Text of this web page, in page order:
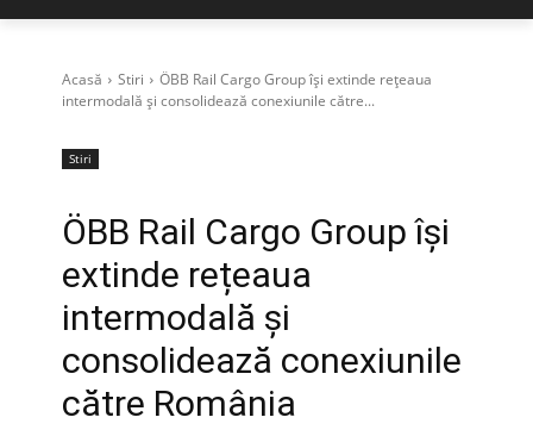
Acasă Stiri
ÖBB Rail Cargo Group își extinde rețeaua
intermodală și consolidează conexiunile către...
Stiri
ÖBB Rail Cargo Group își
extinde rețeaua
intermodală și
consolidează conexiunile
către România